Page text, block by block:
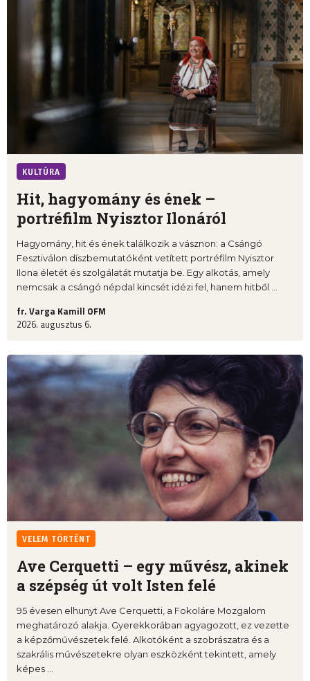
KULTÚRA
Hit, hagyomány és ének –
portréfilm Nyisztor Ilonáról
Hagyomány, hit és ének találkozik a vásznon: a Csángó
Fesztiválon díszbemutatóként vetített portréfilm Nyisztor
Ilona életét és szolgálatát mutatja be. Egy alkotás, amely
nemcsak a csángó népdal kincsét idézi fel, hanem hitből ...
fr. Varga Kamill OFM
2026. augusztus 6.
VELEM TÖRTÉNT
Ave Cerquetti – egy művész, akinek
a szépség út volt Isten felé
95 évesen elhunyt Ave Cerquetti, a Fokoláre Mozgalom
meghatározó alakja. Gyerekkorában agyagozott, ez vezette
a képzőművészetek felé. Alkotóként a szobrászatra és a
szakrális művészetekre olyan eszközként tekintett, amely
képes ...